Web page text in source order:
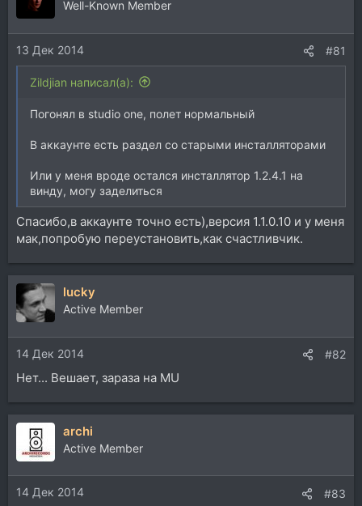
и
и
:
Well-Known Member
13 Дек 2014 #81
Zildjian написал(а):
Погонял в studio one, полет нормальный
В аккаунте есть раздел со старыми инсталляторами
Или у меня вроде остался инсталлятор 1.2.4.1 на
винду, могу заделиться
Спасибо,в аккаунте точно есть),версия 1.1.0.10 и у меня
мак,попробую переустановить,как счастливчик.
lucky
Active Member
14 Дек 2014 #82
Нет... Вешает, зараза на MU
archi
Active Member
14 Дек 2014 #83